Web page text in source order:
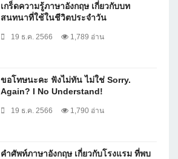
เกร็ดความรู้ภาษาอังกฤษ เกี่ยวกับบท
สนทนาที่ใช้ในชีวิตประจำวัน
19 ธ.ค. 2566 1,789 อ่าน
ขอโทษนะคะ ฟังไม่ทัน ไม่ใช่ Sorry.
Again? I No Understand!
19 ธ.ค. 2566 1,790 อ่าน
คำศัพท์ภาษาอังกฤษ เกี่ยวกับโรงแรม ที่พบ